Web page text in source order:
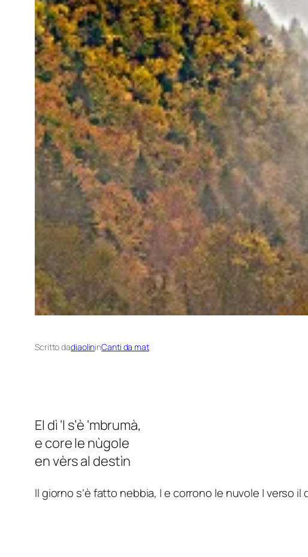
Scritto dadiaolininCanti da mat
El dì ‘l s’è ‘mbrumà,
e core le nùgole
en vèrs al destìn
Il giorno s’è fatto nebbia, | e corrono le nuvole | verso il